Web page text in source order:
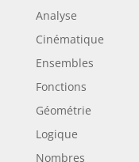
Analyse
Cinématique
Ensembles
Fonctions
Géométrie
Logique
Nombres